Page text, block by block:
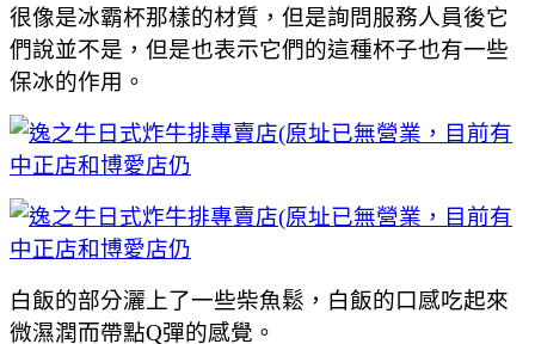
很像是冰霸杯那樣的材質，但是詢問服務人員後它
們說並不是，但是也表示它們的這種杯子也有一些
保冰的作用。
白飯的部分灑上了一些柴魚鬆，白飯的口感吃起來
微濕潤而帶點Q彈的感覺。